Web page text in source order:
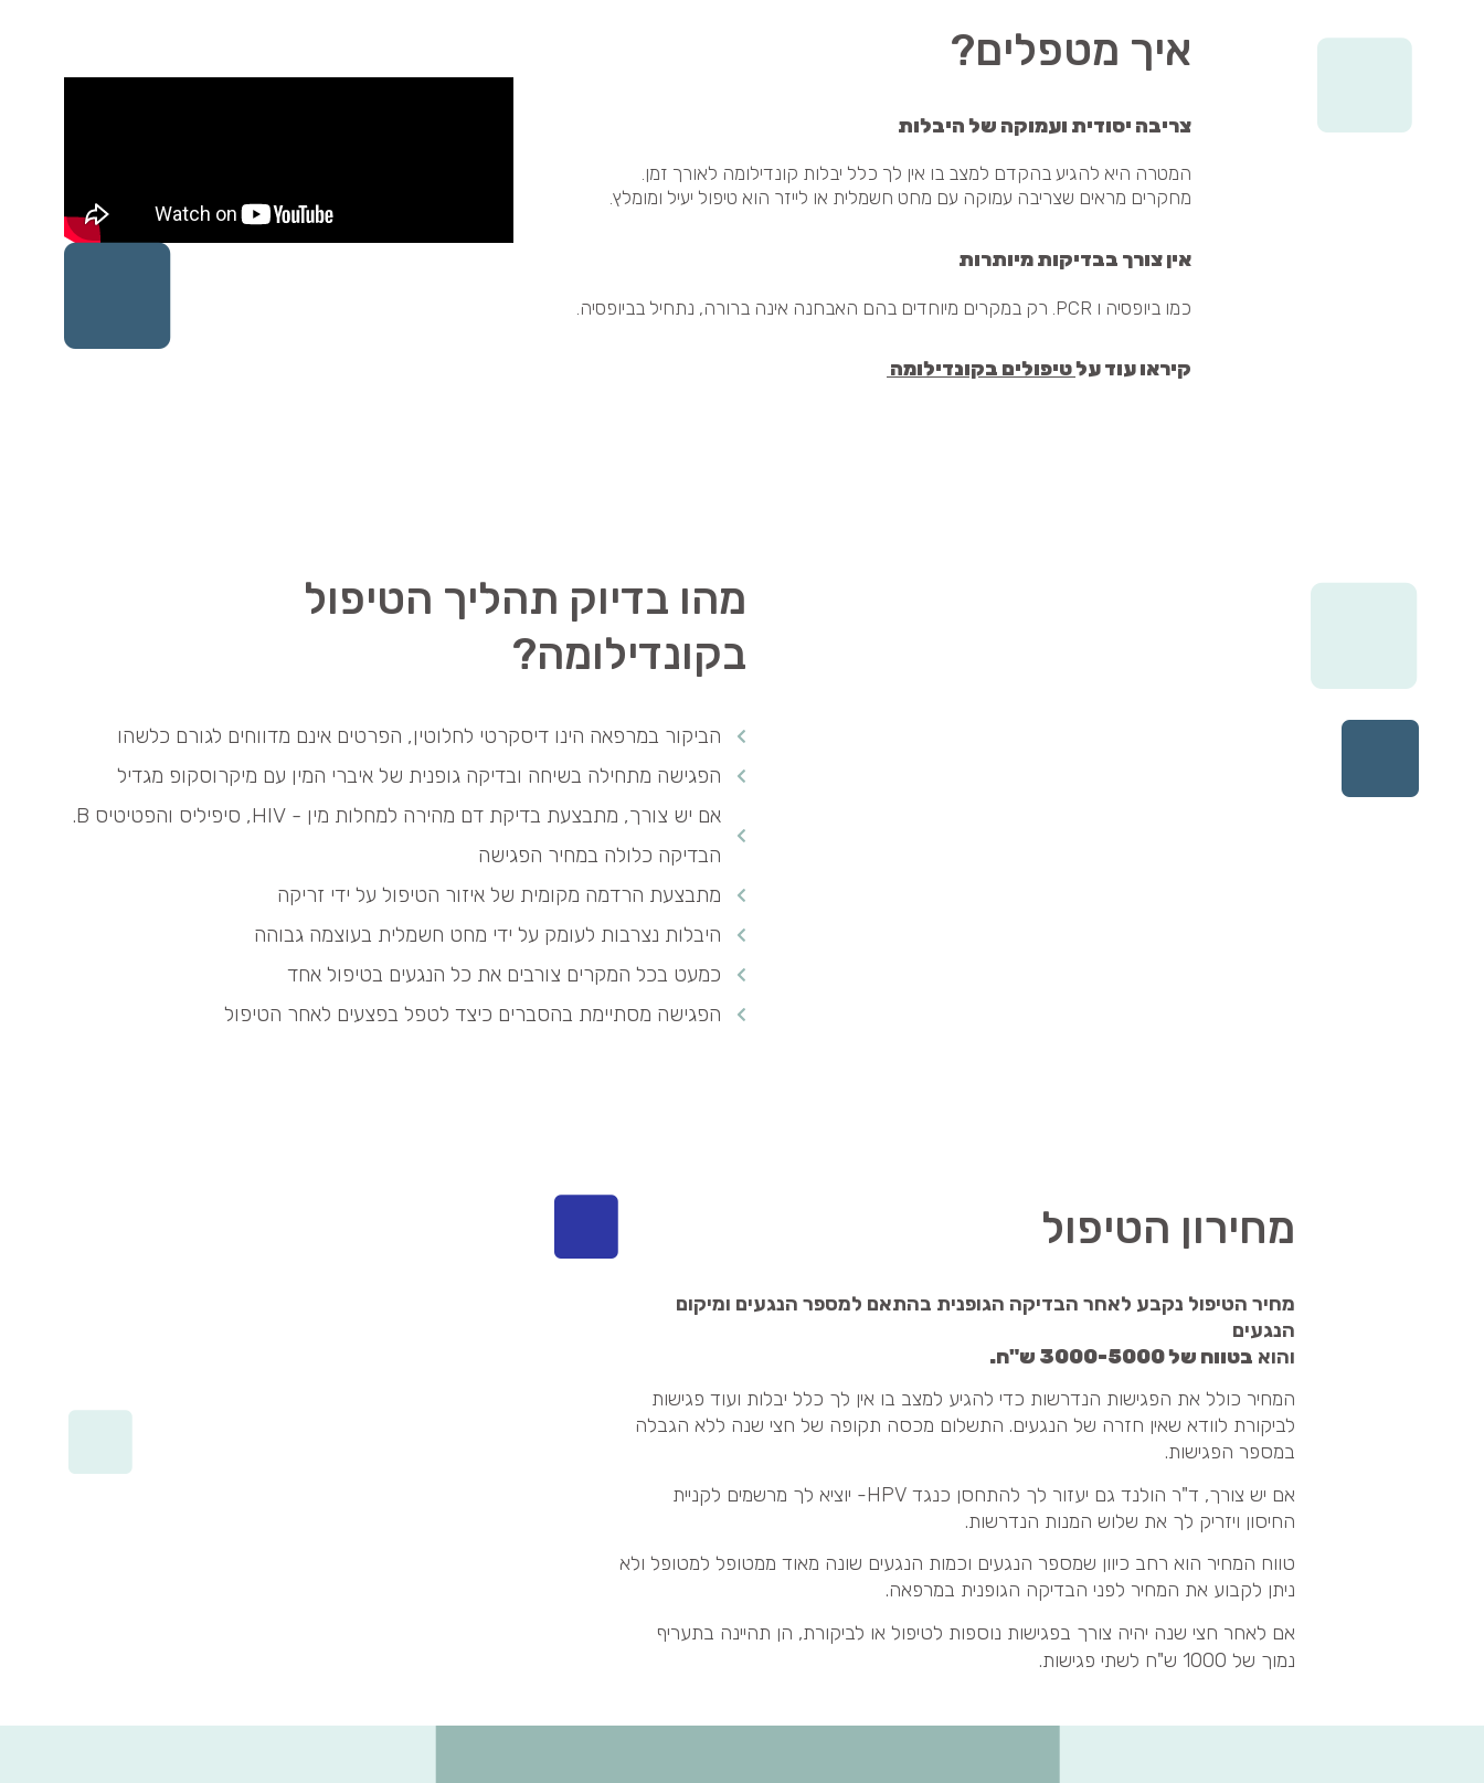
איך מטפלים?
צריבה יסודית ועמוקה של היבלות
המטרה היא להגיע בהקדם למצב בו אין לך כלל יבלות קונדילומה לאורך זמן.
מחקרים מראים שצריבה עמוקה עם מחט חשמלית או לייזר הוא טיפול יעיל ומומלץ.
אין צורך בבדיקות מיותרות
כמו ביופסיה ו PCR. רק במקרים מיוחדים בהם האבחנה אינה ברורה, נתחיל בביופסיה.
קיראו עוד עלטיפולים בקונדילומה
מהו בדיוק תהליך הטיפול
בקונדילומה?
הביקור במרפאה הינו דיסקרטי לחלוטין, הפרטים אינם מדווחים לגורם כלשהו
הפגישה מתחילה בשיחה ובדיקה גופנית של איברי המין עם מיקרוסקופ מגדיל
אם יש צורך, מתבצעת בדיקת דם מהירה למחלות מין - HIV, סיפיליס והפטיטיס B.
הבדיקה כלולה במחיר הפגישה
מתבצעת הרדמה מקומית של איזור הטיפול על ידי זריקה
היבלות נצרבות לעומק על ידי מחט חשמלית בעוצמה גבוהה
כמעט בכל המקרים צורבים את כל הנגעים בטיפול אחד
הפגישה מסתיימת בהסברים כיצד לטפל בפצעים לאחר הטיפול
מחירון הטיפול
מחיר הטיפול נקבע לאחר הבדיקה הגופנית בהתאם למספר הנגעים ומיקום
הנגעים
והוא בטווח של 3000-5000 ש"ח.
המחיר כולל את הפגישות הנדרשות כדי להגיע למצב בו אין לך כלל יבלות ועוד פגישות
לביקורת לוודא שאין חזרה של הנגעים. התשלום מכסה תקופה של חצי שנה ללא הגבלה
במספר הפגישות.
אם יש צורך, ד"ר הולנד גם יעזור לך להתחסן כנגד HPV- יוציא לך מרשמים לקניית
החיסון ויזריק לך את שלוש המנות הנדרשות.
טווח המחיר הוא רחב כיוון שמספר הנגעים וכמות הנגעים שונה מאוד ממטופל למטופל ולא
ניתן לקבוע את המחיר לפני הבדיקה הגופנית במרפאה.
אם לאחר חצי שנה יהיה צורך בפגישות נוספות לטיפול או לביקורת, הן תהיינה בתעריף
נמוך של 1000 ש"ח לשתי פגישות.